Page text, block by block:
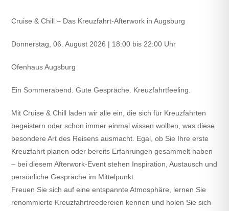
Cruise & Chill – Das Kreuzfahrt-Afterwork in Augsburg
Donnerstag, 06. August 2026 | 18:00 bis 22:00 Uhr
Ofenhaus Augsburg
Ein Sommerabend. Gute Gespräche. Kreuzfahrtfeeling.
Mit Cruise & Chill laden wir alle ein, die sich für Kreuzfahrten
begeistern oder schon immer einmal wissen wollten, was diese
besondere Art des Reisens ausmacht. Egal, ob Sie Ihre erste
Kreuzfahrt planen oder bereits Erfahrungen gesammelt haben
– bei diesem Afterwork-Event stehen Inspiration, Austausch und
persönliche Gespräche im Mittelpunkt.
Freuen Sie sich auf eine entspannte Atmosphäre, lernen Sie
renommierte Kreuzfahrtreedereien kennen und holen Sie sich